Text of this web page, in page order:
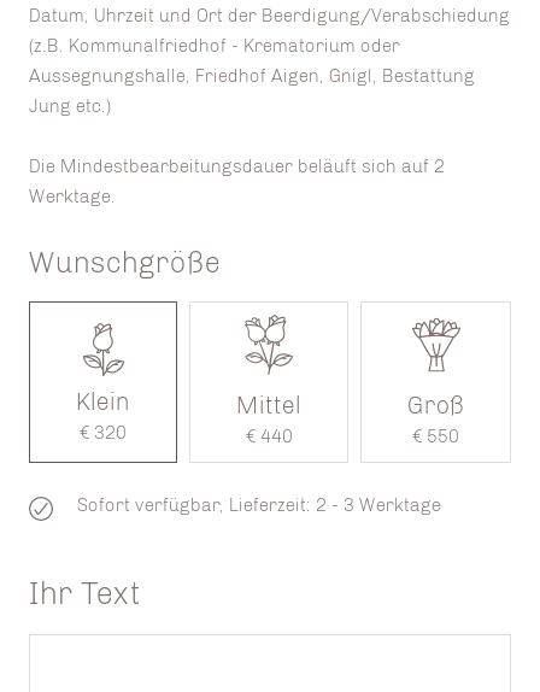
Datum, Uhrzeit und Ort der Beerdigung/Verabschiedung
(z.B. Kommunalfriedhof - Krematorium oder
Aussegnungshalle, Friedhof Aigen, Gnigl, Bestattung
Jung etc.)
Die Mindestbearbeitungsdauer beläuft sich auf 2
Werktage.
Wunschgröße
Groß
€ 550
Klein
€ 320
Mittel
€ 440
Sofort verfügbar, Lieferzeit: 2 - 3 Werktage
Ihr Text